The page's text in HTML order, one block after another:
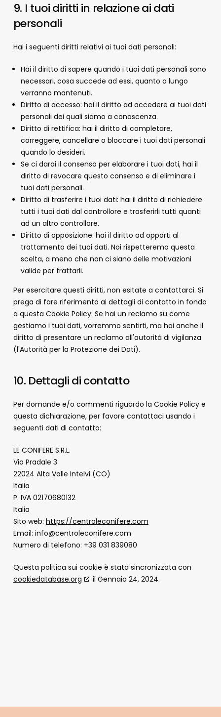
9. I tuoi diritti in relazione ai dati
personali
Hai i seguenti diritti relativi ai tuoi dati personali:
Hai il diritto di sapere quando i tuoi dati personali sono
necessari, cosa succede ad essi, quanto a lungo
verranno mantenuti.
Diritto di accesso: hai il diritto ad accedere ai tuoi dati
personali dei quali siamo a conoscenza.
Diritto di rettifica: hai il diritto di completare,
correggere, cancellare o bloccare i tuoi dati personali
quando lo desideri.
Se ci darai il consenso per elaborare i tuoi dati, hai il
diritto di revocare questo consenso e di eliminare i
tuoi dati personali.
Diritto di trasferire i tuoi dati: hai il diritto di richiedere
tutti i tuoi dati dal controllore e trasferirli tutti quanti
ad un altro controllore.
Diritto di opposizione: hai il diritto ad opporti al
trattamento dei tuoi dati. Noi rispetteremo questa
scelta, a meno che non ci siano delle motivazioni
valide per trattarli.
Per esercitare questi diritti, non esitate a contattarci. Si
prega di fare riferimento ai dettagli di contatto in fondo
a questa Cookie Policy. Se hai un reclamo su come
gestiamo i tuoi dati, vorremmo sentirti, ma hai anche il
diritto di presentare un reclamo all'autorità di vigilanza
(l'Autorità per la Protezione dei Dati).
10. Dettagli di contatto
Per domande e/o commenti riguardo la Cookie Policy e
questa dichiarazione, per favore contattaci usando i
seguenti dati di contatto:
LE CONIFERE S.R.L.
Via Pradale 3
22024 Alta Valle Intelvi (CO)
Italia
P. IVA 02170680132
Italia
Sito web: https://centroleconifere.com
Email: info@centroleconifere.com
Numero di telefono: +39 031 839080
Questa politica sui cookie è stata sincronizzata con
cookiedatabase.org
il Gennaio 24, 2024.